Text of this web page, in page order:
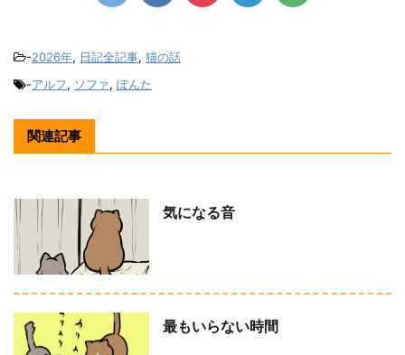
-2026年, 日記全記事, 猫の話
-アルフ, ソファ, ぽんた
関連記事
気になる音
最もいらない時間